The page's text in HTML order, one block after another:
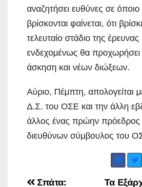
αναζητήσει ευθύνες σε
βρίσκονται φαίνεται, ότι
τελευταίο στάδιο της έρευνας
ενδεχομένως θα προχωρήσει
άσκηση και νέων διώξεων.
Αύριο, Πέμπτη, απολογείται
Δ.Σ. του ΟΣΕ και την άλλη
άλλος ένας πρώην πρόεδρος
διευθύνων σύμβουλος του
Τα
Σπάτα: